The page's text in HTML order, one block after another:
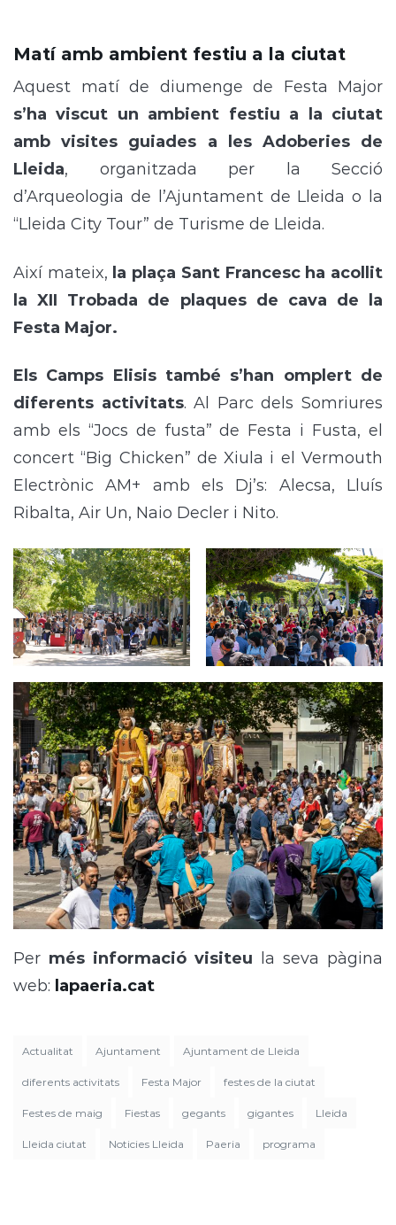
Matí amb ambient festiu a la ciutat
Aquest matí de diumenge de Festa Major
s’ha viscut un ambient festiu a la ciutat
amb visites guiades a les Adoberies de
Lleida, organitzada per la Secció
d’Arqueologia de l’Ajuntament de Lleida o la
“Lleida City Tour” de Turisme de Lleida.
Així mateix, la plaça Sant Francesc ha acollit
la XII Trobada de plaques de cava de la
Festa Major.
Els Camps Elisis també s’han omplert de
diferents activitats. Al Parc dels Somriures
amb els “Jocs de fusta” de Festa i Fusta, el
concert “Big Chicken” de Xiula i el Vermouth
Electrònic AM+ amb els Dj’s: Alecsa, Lluís
Ribalta, Air Un, Naio Decler i Nito.
Per més informació visiteu la seva pàgina
web: lapaeria.cat
Actualitat Ajuntament Ajuntament de Lleida
diferents activitats Festa Major festes de la ciutat
Festes de maig Fiestas gegants gigantes Lleida
Lleida ciutat Noticies Lleida Paeria programa